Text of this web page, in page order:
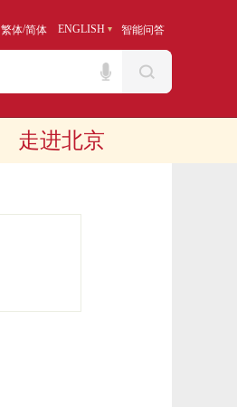
繁体/简体 ENGLISH 智能问答
走进北京